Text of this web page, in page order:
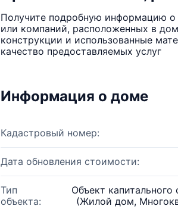
Получите подробную информацию о
или компаний, расположенных в
конструкции и использованные
качество предоставляемых услуг
Информация о доме
Кадастровый номер:
Дата обновления стоимости:
Тип
объекта:
Объект капитального
(Жилой дом,